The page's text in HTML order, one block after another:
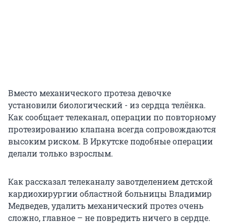
Вместо механического протеза девочке
установили биологический - из сердца телёнка.
Как сообщает телеканал, операции по повторному
протезированию клапана всегда сопровождаются
высоким риском. В Иркутске подобные операции
делали только взрослым.
Как рассказал телеканалу завотделением детской
кардиохирургии областной больницы Владимир
Медведев, удалить механический протез очень
сложно, главное – не повредить ничего в сердце.